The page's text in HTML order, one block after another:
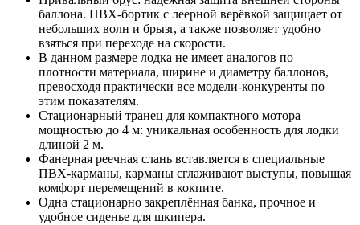
баллона. ПВХ-бортик с леерной верёвкой защищает от
небольших волн и брызг, а также позволяет удобно
взяться при переходе на скорости.
В данном размере лодка не имеет аналогов по
плотности материала, ширине и диаметру баллонов,
превосходя практически все модели-конкуренты по
этим показателям.
Стационарный транец для компактного мотора
мощностью до 4 м: уникальная особенность для лодки
длиной 2 м.
Фанерная реечная слань вставляется в специальные
ПВХ-карманы, карманы сглаживают выступы, повышая
комфорт перемещений в кокпите.
Одна стационарно закреплённая банка, прочное и
удобное сиденье для шкипера.